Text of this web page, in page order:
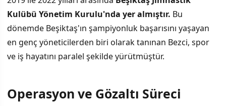
Kulübü Yönetim Kurulu'nda yer almıştır. Bu
dönemde Beşiktaş'ın şampiyonluk başarısını yaşayan
en genç yöneticilerden biri olarak tanınan Bezci, spor
ve iş hayatını paralel şekilde yürütmüştür.
Operasyon ve Gözaltı Süreci